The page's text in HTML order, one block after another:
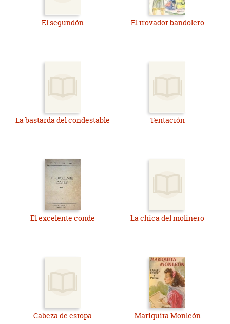
El segundón El trovador bandolero
La bastarda del condestable Tentación
El excelente conde La chica del molinero
Cabeza de estopa Mariquita Monleón